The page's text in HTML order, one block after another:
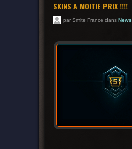
SKINS A MOITIE PRIX !!!!
par Smite France dans News